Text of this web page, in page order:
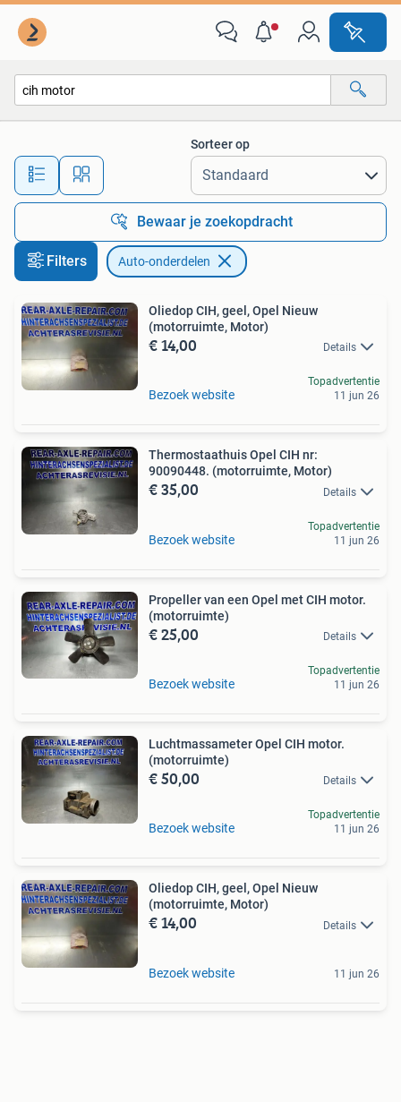
Alle afstanden…
Sorteer op
Bewaar je zoekopdracht
Filters Auto-onderdelen
Oliedop CIH, geel, Opel Nieuw
(motorruimte, Motor)
€ 14,00 Details
Bezoek website
Topadvertentie
11 jun 26
Thermostaathuis Opel CIH nr:
90090448. (motorruimte, Motor)
€ 35,00 Details
Bezoek website
Topadvertentie
11 jun 26
Propeller van een Opel met CIH motor.
(motorruimte)
€ 25,00 Details
Bezoek website
Topadvertentie
11 jun 26
Luchtmassameter Opel CIH motor.
(motorruimte)
€ 50,00 Details
Bezoek website
Topadvertentie
11 jun 26
Oliedop CIH, geel, Opel Nieuw
(motorruimte, Motor)
€ 14,00 Details
Bezoek website 11 jun 26